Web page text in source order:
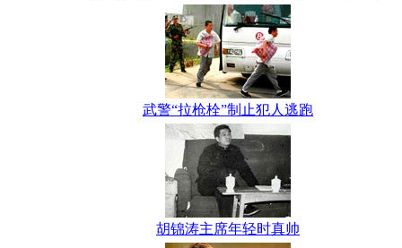
武警“拉枪栓”制止犯人逃跑
胡锦涛主席年轻时真帅